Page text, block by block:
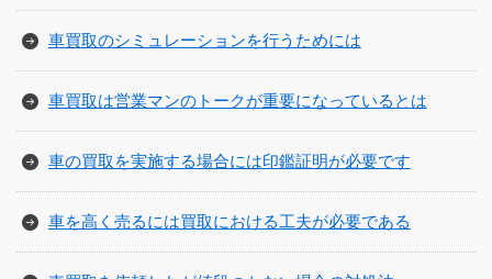
車買取のシミュレーションを行うためには
車買取は営業マンのトークが重要になっているとは
車の買取を実施する場合には印鑑証明が必要です
車を高く売るには買取における工夫が必要である